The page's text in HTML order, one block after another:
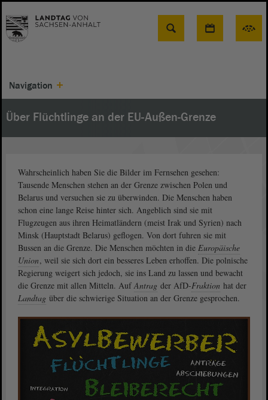
Suche
Navigation
Über Flüchtlinge an der EU-Außen-Grenze
Wahrscheinlich haben Sie die Bilder im Fernsehen gesehen:
Tausende Menschen stehen an der Grenze zwischen Polen und
Belarus und versuchen sie zu überwinden. Die Menschen haben
schon eine lange Reise hinter sich. Angeblich sind sie mit
Flugzeugen aus ihren Heimatländern (meist Irak und Syrien) nach
Minsk (Hauptstadt Belarus) geflogen. Von dort fuhren sie mit
Bussen an die Grenze. Die Menschen möchten in die Europäische
Union, weil sie sich dort ein besseres Leben erhoffen. Die polnische
Regierung weigert sich jedoch, sie ins Land zu lassen und bewacht
die Grenze mit allen Mitteln. AufAntrag der AfD-Fraktion hat der
Landtag über die schwierige Situation an der Grenze gesprochen.